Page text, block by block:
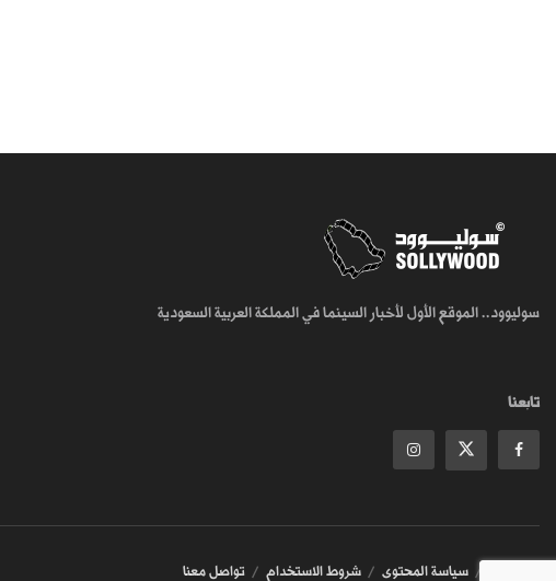
سوليوود.. الموقع الأول لأخبار السينما في المملكة العربية السعودية
تابعنا
سياسة المحتوى شروط الاستخدام تواصل معنا